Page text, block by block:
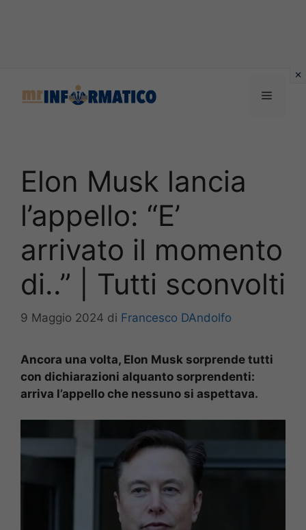
Menu
Elon Musk lancia
l’appello: “E’
arrivato il momento
di..” | Tutti sconvolti
9 Maggio 2024 di Francesco DAndolfo
Ancora una volta, Elon Musk sorprende tutti
con dichiarazioni alquanto sorprendenti:
arriva l’appello che nessuno si aspettava.